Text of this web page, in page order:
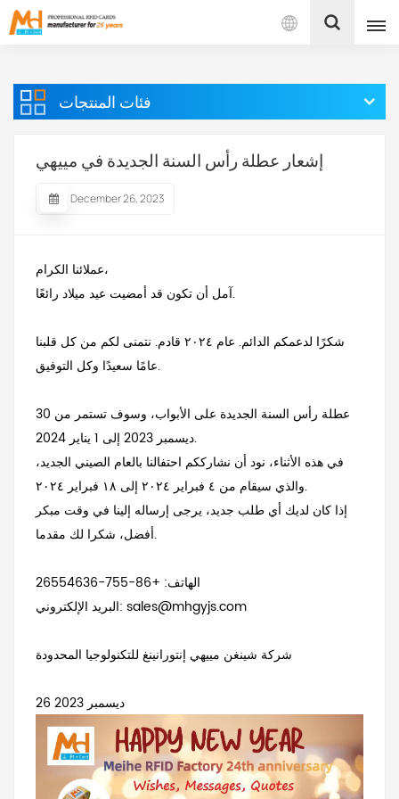
بالعربية
Français
فئات المنتجات
إشعار عطلة رأس السنة الجديدة في مييهي
December 26, 2023
عملائنا الكرام،
آمل أن تكون قد أمضيت عيد ميلاد رائعًا.
شكرًا لدعمكم الدائم. عام ٢٠٢٤ قادم. نتمنى لكم من كل قلبنا
عامًا سعيدًا وكل التوفيق.
عطلة رأس السنة الجديدة على الأبواب، وسوف تستمر من 30
ديسمبر 2023 إلى 1 يناير 2024.
في هذه الأثناء، نود أن نشارككم احتفالنا بالعام الصيني الجديد،
والذي سيقام من ٤ فبراير ٢٠٢٤ إلى ١٨ فبراير ٢٠٢٤.
إذا كان لديك أي طلب جديد، يرجى إرساله إلينا في وقت مبكر
أفضل، شكرا لك مقدما.
الهاتف: +86-755-26554636
البريد الإلكتروني: sales@mhgyjs.com
شركة شينغن مييهي إنتورانينغ للتكنولوجيا المحدودة
26 ديسمبر 2023